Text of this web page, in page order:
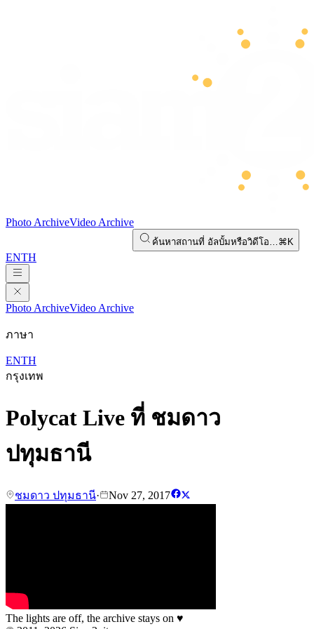
Photo ArchiveVideo Archive
ค้นหาสถานที่ อัลบั้มหรือวิดีโอ…⌘K
ENTH
Photo ArchiveVideo Archive
ภาษา
ENTH
กรุงเทพ
Polycat Live ที่ ชมดาว
ปทุมธานี
ชมดาว ปทุมธานี· Nov 27, 2017
The lights are off, the archive stays on ♥